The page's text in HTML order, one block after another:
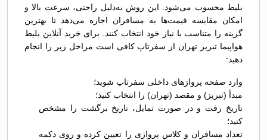
بلیط محسوب می‌شود. این روش به‌دلیل راحتی، سرعت بالا و
امکان مقایسه قیمت‌ها به مسافران اجازه می‌دهد تا بهترین
گزینه را متناسب با نیاز خود انتخاب کنند. برای خرید آنلاین بلیط
هواپیما تبریز تهران از سفرتاپ کافی است مراحل زیر را انجام
دهید:
وارد صفحه پروازهای داخلی سفرتاپ شوید؛
مبدأ (تبریز) و مقصد (تهران) را انتخاب کنید؛
تاریخ رفت و در صورت تمایل، تاریخ برگشت را مشخص
کنید؛
تعداد مسافران و کلاس پروازی را تعیین کرده و روی دکمه